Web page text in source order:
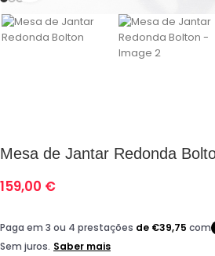
Mesa de Jantar Redonda
159,00 €